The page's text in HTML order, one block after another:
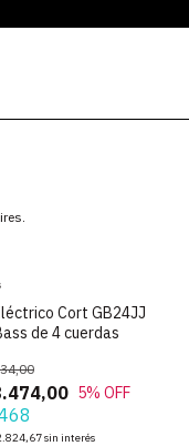
Cort GB24JJ
de 4 cuerdas
5% OFF
sin interés